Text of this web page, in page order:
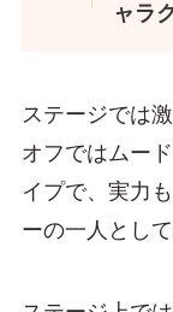
ャラ
ステージでは
オフではムー
イプで、実力
ーの一人とし